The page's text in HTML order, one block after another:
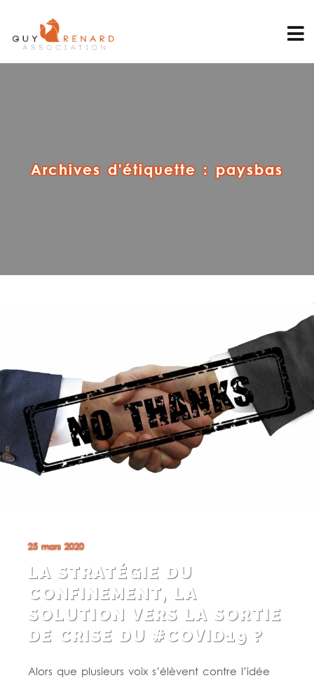
Archives d'étiquette :paysbas
25 mars 2020
LA STRATÉGIE DU
CONFINEMENT, LA
SOLUTION VERS LA SORTIE
DE CRISE DU #COVID19 ?
Alors que plusieurs voix s’élèvent contre l’idée